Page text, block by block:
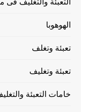
الهوهوبا
تعبئة وتغلف
تعبئة وتغليف
خامات التعبئة